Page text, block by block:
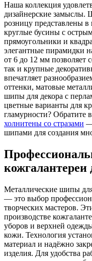
Наша коллекция
дизайнерские замыслы.
розницу представлены в
круглые бусины с
прямоугольники и
элегантные пирамидки
от 6 до 12 мм позволяет
так и крупные
впечатляет
оттенки, матовые
шипы для декора с
цветные варианты для
гламурности? Обратите
холнитены со стразами —
шипами для создания
кожгалантереи
Металлические шипы
— это выбор
творческих мастеров.
производстве
уборов и верхней
кожи. Технология
материал и надёжно
изделия. Для удобства